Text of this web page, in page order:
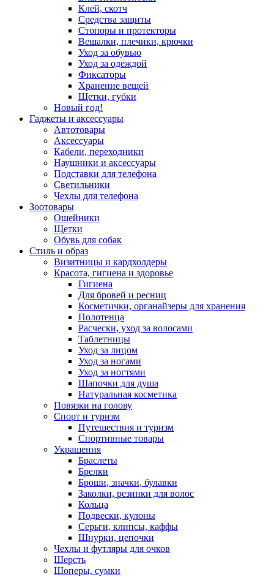
Клей, скотч
Средства защиты
Стопоры и протекторы
Вешалки, плечики, крючки
Уход за обувью
Уход за одеждой
Фиксаторы
Хранение вещей
Щетки, губки
Новый год!
Гаджеты и аксессуары
Автотовары
Аксессуары
Кабели, переходники
Наушники и аксессуары
Подставки для телефона
Светильники
Чехлы для телефона
Зоотовары
Ошейники
Щетки
Обувь для собак
Стиль и образ
Визитницы и кардхолдеры
Красота, гигиена и здоровье
Гигиена
Для бровей и ресниц
Косметички, органайзеры для хранения
Полотенца
Расчески, уход за волосами
Таблетницы
Уход за лицом
Уход за ногами
Уход за ногтями
Шапочки для душа
Натуральная косметика
Повязки на голову
Спорт и туризм
Путешествия и туризм
Спортивные товары
Украшения
Браслеты
Брелки
Броши, значки, булавки
Заколки, резинки для волос
Кольца
Подвески, кулоны
Серьги, клипсы, каффы
Шнурки, цепочки
Чехлы и футляры для очков
Шерсть
Шоперы, сумки